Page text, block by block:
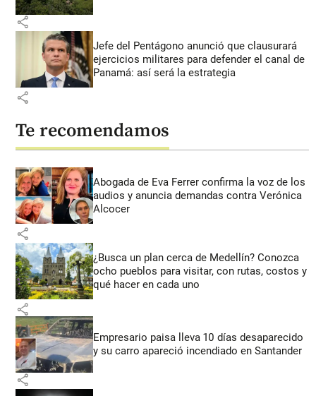
share
Jefe del Pentágono anunció que clausurará
ejercicios militares para defender el canal de
Panamá: así será la estrategia
share
Te recomendamos
Abogada de Eva Ferrer confirma la voz de los
audios y anuncia demandas contra Verónica
Alcocer
share
¿Busca un plan cerca de Medellín? Conozca
ocho pueblos para visitar, con rutas, costos y
qué hacer en cada uno
share
Empresario paisa lleva 10 días desaparecido
y su carro apareció incendiado en Santander
share